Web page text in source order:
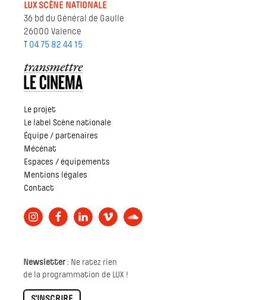
LUX SCÈNE NATIONALE
36 bd du Général de Gaulle
26000 Valence
T 04 75 82 44 15
Le projet
Le label Scène nationale
Équipe / partenaires
Mécénat
Espaces / équipements
Mentions légales
Contact
Newsletter: Ne ratez rien
de la programmation de LUX !